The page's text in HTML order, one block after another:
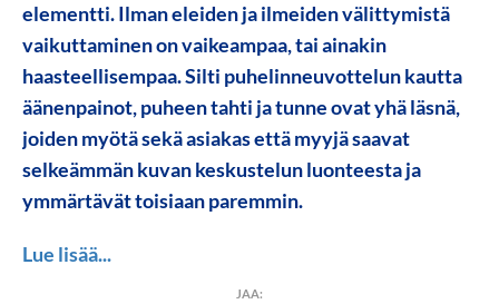
elementti. Ilman eleiden ja ilmeiden välittymistä
vaikuttaminen on vaikeampaa, tai ainakin
haasteellisempaa. Silti puhelinneuvottelun kautta
äänenpainot, puheen tahti ja tunne ovat yhä läsnä,
joiden myötä sekä asiakas että myyjä saavat
selkeämmän kuvan keskustelun luonteesta ja
ymmärtävät toisiaan paremmin.
Lue lisää...
JAA: